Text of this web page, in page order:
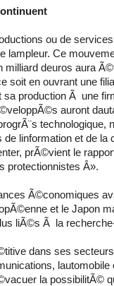
ou de
lampleur. Ce
milliard deuros aura
soit en ouvrant une
production Ã une
auront
technologique,
linformation et de la
prÃ©vient le
protectionnistes Â».
Ã©conomiques
et le Japon
liÃ©s Ã la
dans ses
lautomobile
la possibilitÃ©